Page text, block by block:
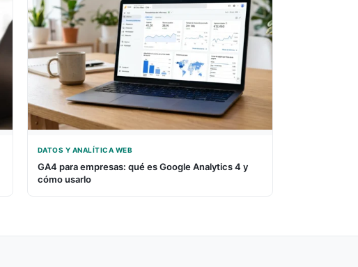
DATOS Y ANALÍTICA WEB
GA4 para empresas: qué es Google Analytics 4 y
cómo usarlo